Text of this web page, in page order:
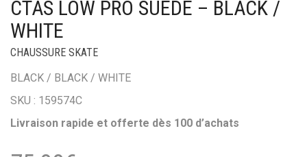
CTAS LOW PRO SUEDE – BLACK /
WHITE
CHAUSSURE SKATE
BLACK / BLACK / WHITE
SKU : 159574C
Livraison rapide et offerte dès 100 d’achats